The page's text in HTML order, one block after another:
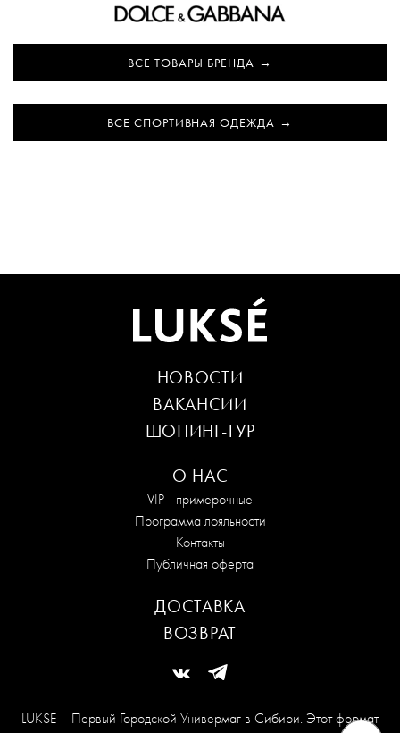
ВСЕ ТОВАРЫ БРЕНДА
ВСЕ СПОРТИВНАЯ ОДЕЖДА
LUKSE – Первый Городской Универмаг в Сибири. Этот формат
О НАС
VIP - примерочные
Программа лояльности
Контакты
Публичная оферта
НОВОСТИ
ВАКАНСИИ
ШОПИНГ-ТУР
ДОСТАВКА
ВОЗВРАТ